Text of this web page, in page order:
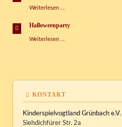
Weiterlesen …
Halloweenparty
Weiterlesen …
KONTAKT
Kinderspielvogtland Grünbach e.V.
Siehdichfürer Str. 2a